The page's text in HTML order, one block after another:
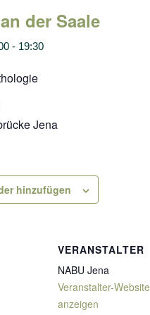
der Saale
- 19:30
Jena
hinzufügen
VERANSTALTER
NABU Jena
Veranstalter-Website
anzeigen